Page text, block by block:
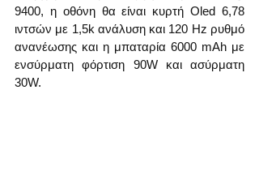
9400, η οθόνη θα είναι κυρτή Oled 6,78
ιντσών με 1,5k ανάλυση και 120 Hz ρυθμό
ανανέωσης και η μπαταρία 6000 mAh με
ενσύρματη φόρτιση 90W και ασύρματη
30W.